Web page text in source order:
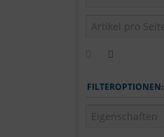
FILTEROPTIONEN: